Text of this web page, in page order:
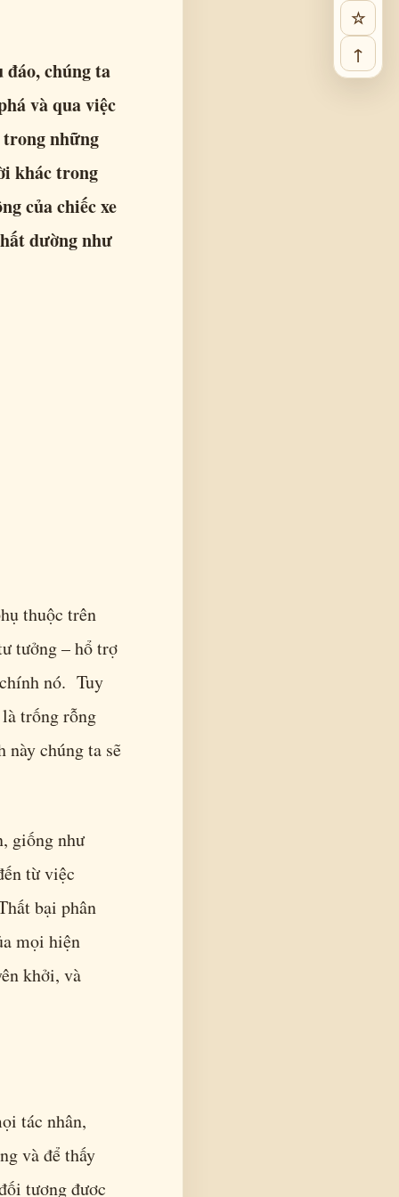
chúng ta
và qua việc
những
khác trong
của chiếc xe
dường như
thuộc trên
tưởng – hổ trợ
nó. Tuy
trống rỗng
chúng ta sẽ
giống như
từ việc
bại phân
mọi hiện
khởi, và
tác nhân,
và để thấy
tượng được
☆
↑